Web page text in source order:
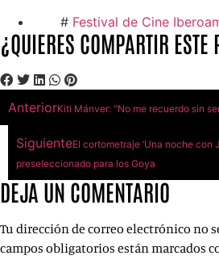
# Festival de Cine
¿QUIERES COMPARTIR ESTE
AnteriorKiti Mánver: “No me recuerdo sin
SiguienteEl cortometraje ‘Una noche con
preseleccionado para los Goya
DEJA UN COMENTARIO
Tu dirección de correo electrónico no
campos obligatorios están marcados